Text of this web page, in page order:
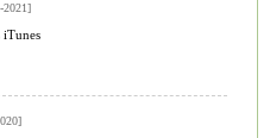
iTunes